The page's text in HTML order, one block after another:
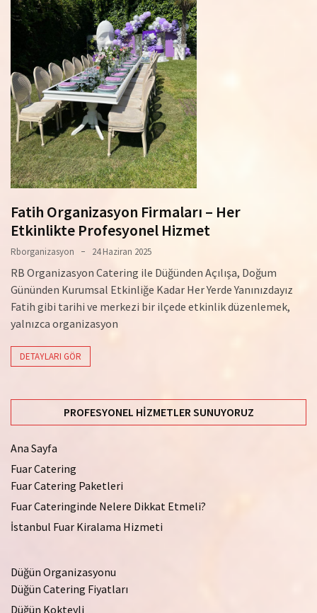
Fatih Organizasyon Firmaları – Her
Etkinlikte Profesyonel Hizmet
Rborganizasyon 24 Haziran 2025
RB Organizasyon Catering ile Düğünden Açılışa, Doğum
Gününden Kurumsal Etkinliğe Kadar Her Yerde Yanınızdayız
Fatih gibi tarihi ve merkezi bir ilçede etkinlik düzenlemek,
yalnızca organizasyon
DETAYLARI GÖR
PROFESYONEL HIZMETLER SUNUYORUZ
Ana Sayfa
Fuar Catering
Fuar Catering Paketleri
Fuar Cateringinde Nelere Dikkat Etmeli?
İstanbul Fuar Kiralama Hizmeti
Düğün Organizasyonu
Düğün Catering Fiyatları
Düğün Kokteyli